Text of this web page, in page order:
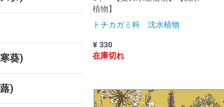
葵)
)
植物】
トチカガミ科 沈水植物
¥ 330
在庫切れ